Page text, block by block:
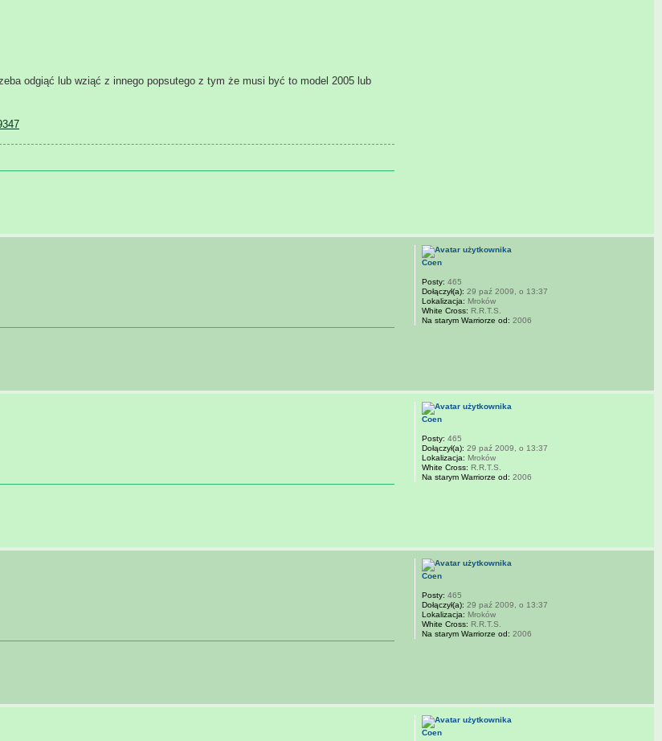
odgiąć lub wziąć z innego popsutego z tym że musi być to model 2005 lub
Coen
Posty: 465
Dołączył(a): 29 paź 2009, o 13:37
Lokalizacja: Mroków
White Cross: R.R.T.S.
Na starym Warriorze od: 2006
Coen
Posty: 465
Dołączył(a): 29 paź 2009, o 13:37
Lokalizacja: Mroków
White Cross: R.R.T.S.
Na starym Warriorze od: 2006
Coen
Posty: 465
Dołączył(a): 29 paź 2009, o 13:37
Lokalizacja: Mroków
White Cross: R.R.T.S.
Na starym Warriorze od: 2006
Coen